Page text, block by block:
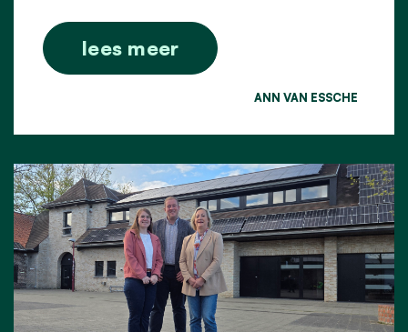
lees meer
ANN VAN ESSCHE